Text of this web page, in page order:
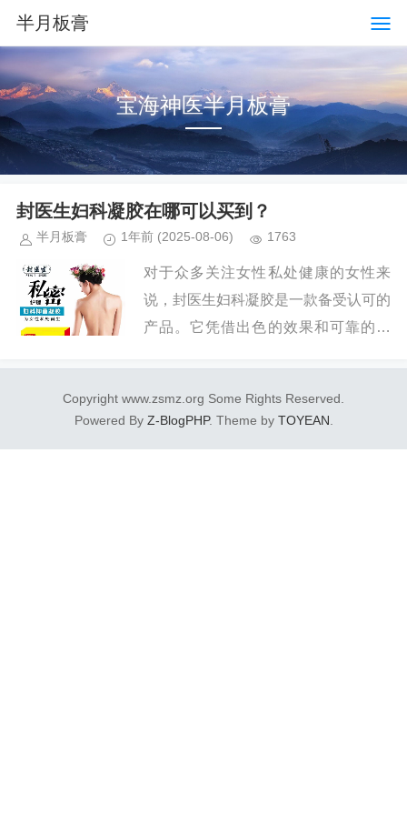
半月板膏
宝海神医半月板膏
封医生妇科凝胶在哪可以买到？
半月板膏 1年前 (2025-08-06) 1763
对于众多关注女性私处健康的女性来
说，封医生妇科凝胶是一款备受认可的
产品。它凭借出色的效果和可靠的品
医生妇科抑菌凝胶有着明确的成分和
Copyright www.zsmz.org Some Rights Reserved.
Powered By Z-BlogPHP. Theme by TOYEAN